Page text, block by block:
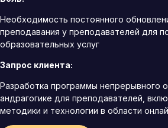
Необходимость постоянного
преподавания у преподавателей для
образовательных услуг
Запрос клиента:
Разработка программы непрерывного
андрагогике для преподавателей,
методики и технологии в области